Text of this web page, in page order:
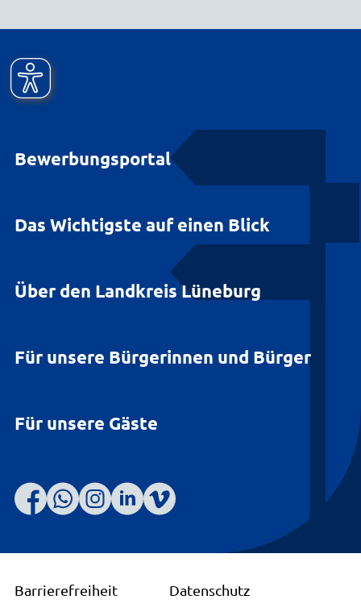
Bewerbungsportal
Das Wichtigste auf einen Blick
Über den Landkreis Lüneburg
Für unsere Bürgerinnen und Bürger
Für unsere Gäste
Barrierefreiheit Datenschutz